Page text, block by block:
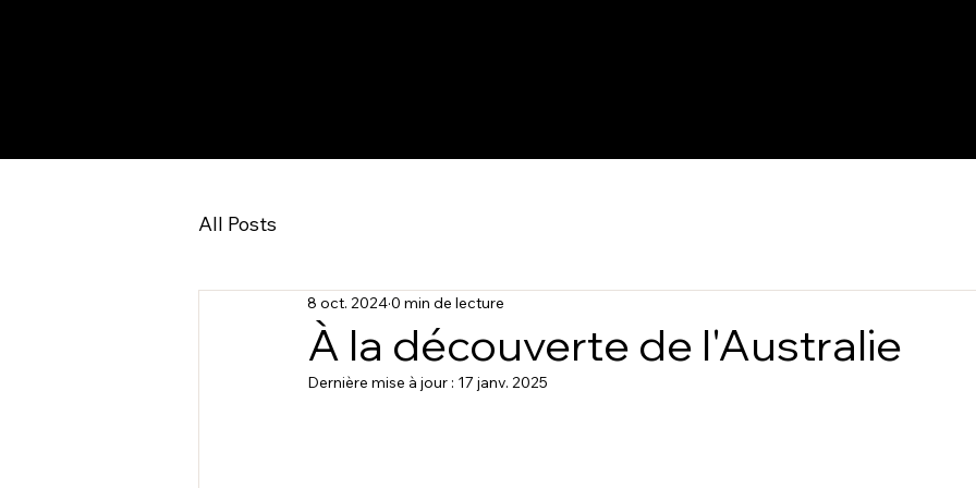
All Posts
À la découverte de l'Australie
8 oct. 20240 min de lecture
Dernière mise à jour : 17 janv. 2025